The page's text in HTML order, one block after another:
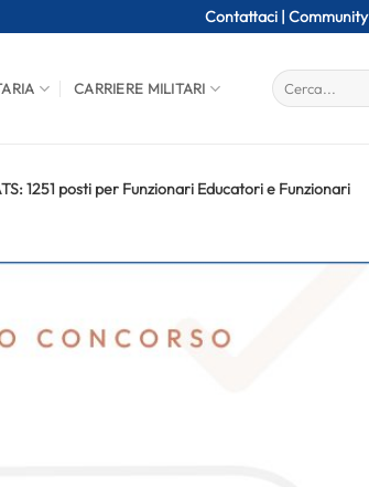
Contattaci | Community
CARRIERE MILITARI
1251 posti per Funzionari Educatori e Funzionari